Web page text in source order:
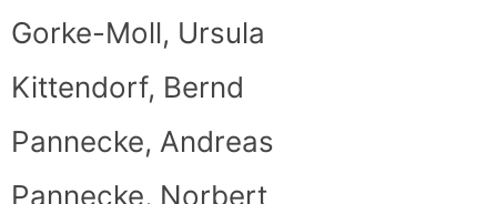
Gorke-Moll, Ursula
Kittendorf, Bernd
Pannecke, Andreas
Pannecke, Norbert